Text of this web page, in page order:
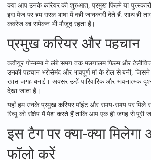
क्या आप उनके करियर की शुरुआत, प्रमुख फिल्में या
इस पेज पर हम सरल भाषा में वही जानकारी देते हैं, साथ ही
कवरेज का समेकन भी मौजूद रहता है।
प्रमुख करियर और पहचान
कवीयूर पोन्नम्मा ने लंबे समय तक मलयालम फिल्म और
उनकी पहचान भरोसेमंद और भावपूर्ण मां के रोल से बनी,
खास जगह बनाई। अक्सर उन्हें पारिवारिक और भावनात्मक
देखा जाता है।
यहाँ हम उनके प्रमुख करियर पॉइंट और समय-समय पर मिले
रिव्यू को संक्षेप में पेश करते हैं ताकि आप एक ही जगह से पूरी
इस टैग पर क्या-क्या
फॉलो करें